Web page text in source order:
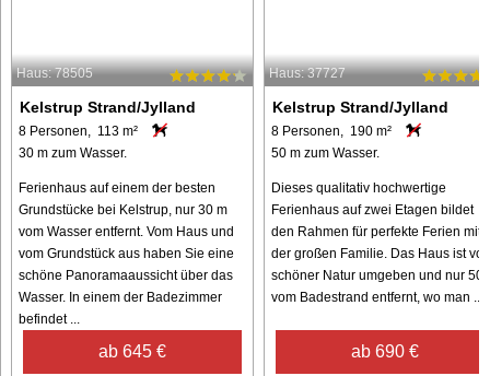
Haus: 78505
Kelstrup Strand/Jylland
8 Personen, 113 m²
30 m zum Wasser.
Ferienhaus auf einem der besten
Grundstücke bei Kelstrup, nur 30 m
vom Wasser entfernt. Vom Haus und
vom Grundstück aus haben Sie eine
schöne Panoramaaussicht über das
Wasser. In einem der Badezimmer
befindet ...
ab 645 €
Haus: 37727
Kelstrup Strand/Jylland
8 Personen, 190 m²
50 m zum Wasser.
Dieses qualitativ hochwertige
Ferienhaus auf zwei Etagen bildet
den Rahmen für perfekte Ferien mit
der großen Familie. Das Haus ist von
schöner Natur umgeben und nur 50
vom Badestrand entfernt, wo man ...
ab 690 €